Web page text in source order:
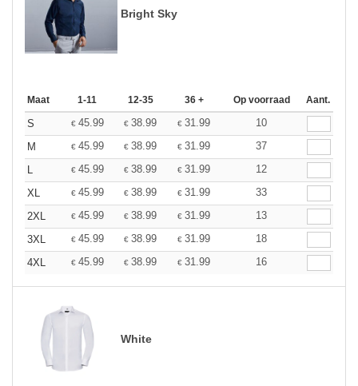
Bright Sky
Maat 1-11 12-35 36 + Op voorraad Aant.
S € 45.99 € 38.99 € 31.99
10
M
€ 45.99 € 38.99 € 31.99
37
L
€ 45.99 € 38.99 € 31.99
12
XL
€ 45.99 € 38.99 € 31.99
33
2XL
€ 45.99 € 38.99 € 31.99
13
3XL
€ 45.99 € 38.99 € 31.99
18
4XL
€ 45.99 € 38.99 € 31.99 16
White